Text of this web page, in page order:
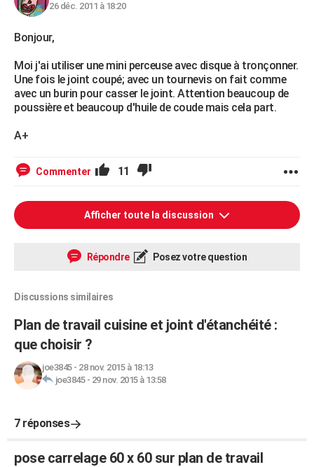
26 déc. 2011 à 18:20
Bonjour,
Moi j'ai utiliser une mini perceuse avec disque à tronçonner.
Une fois le joint coupé; avec un tournevis on fait comme
avec un burin pour casser le joint. Attention beaucoup de
poussière et beaucoup d'huile de coude mais cela part.
A+
Commenter 11
Afficher toute la discussion
Répondre Posez votre question
Discussions similaires
Plan de travail cuisine et joint d'étanchéité :
que choisir ?
joe3845- 28 nov. 2015 à 18:13
joe3845- 29 nov. 2015 à 13:58
7 réponses
pose carrelage 60 x 60 sur plan de travail